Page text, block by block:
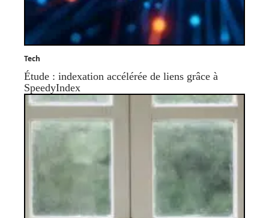
Tech
Étude : indexation accélérée de liens grâce à
SpeedyIndex